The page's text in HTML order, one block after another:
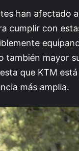
han afectado
cumplir con
también mayor
que KTM
más amplia.